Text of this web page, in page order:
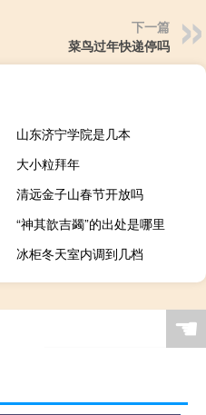
下一篇
菜鸟过年快递停吗
山东济宁学院是几本
大小粒拜年
清远金子山春节开放吗
“神其歆吉蠲”的出处是哪里
冰柜冬天室内调到几档
☚